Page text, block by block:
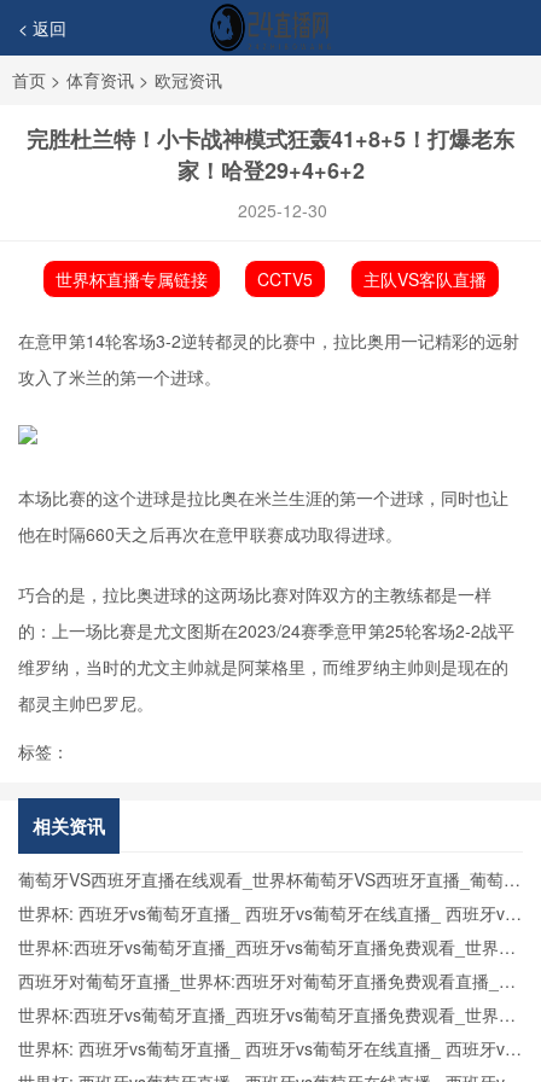
< 返回
首页 > 体育资讯 > 欧冠资讯
完胜杜兰特！小卡战神模式狂轰41+8+5！打爆老东
家！哈登29+4+6+2
2025-12-30
世界杯直播专属链接 CCTV5 主队VS客队直播
在意甲第14轮客场3-2逆转都灵的比赛中，拉比奥用一记精彩的远射
攻入了米兰的第一个进球。
本场比赛的这个进球是拉比奥在米兰生涯的第一个进球，同时也让
他在时隔660天之后再次在意甲联赛成功取得进球。
巧合的是，拉比奥进球的这两场比赛对阵双方的主教练都是一样
的：上一场比赛是尤文图斯在2023/24赛季意甲第25轮客场2-2战平
维罗纳，当时的尤文主帅就是阿莱格里，而维罗纳主帅则是现在的
都灵主帅巴罗尼。
标签：
相关资讯
葡萄牙VS西班牙直播在线观看_世界杯葡萄牙VS西班牙直播_葡萄牙
VS西班牙比赛观看直达入口
世界杯: 西班牙vs葡萄牙直播_ 西班牙vs葡萄牙在线直播_ 西班牙vs
葡萄牙CCTV5直播入口-24直播网
世界杯:西班牙vs葡萄牙直播_西班牙vs葡萄牙直播免费观看_世界杯
今日西班牙vs葡萄牙直播在线观看高清视频直播
西班牙对葡萄牙直播_世界杯:西班牙对葡萄牙直播免费观看直播_世
界杯西班牙对葡萄牙直播在线观看高清无插件
世界杯:西班牙vs葡萄牙直播_西班牙vs葡萄牙直播免费观看_世界杯
今日西班牙vs葡萄牙直播在线观看高清视频直播
世界杯: 西班牙vs葡萄牙直播_ 西班牙vs葡萄牙在线直播_ 西班牙vs